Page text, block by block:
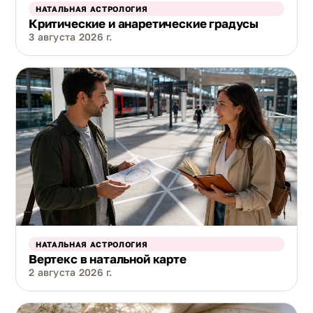
НАТАЛЬНАЯ АСТРОЛОГИЯ
Критические и анаретические градусы
3 августа 2026 г.
НАТАЛЬНАЯ АСТРОЛОГИЯ
Вертекс в натальной карте
2 августа 2026 г.